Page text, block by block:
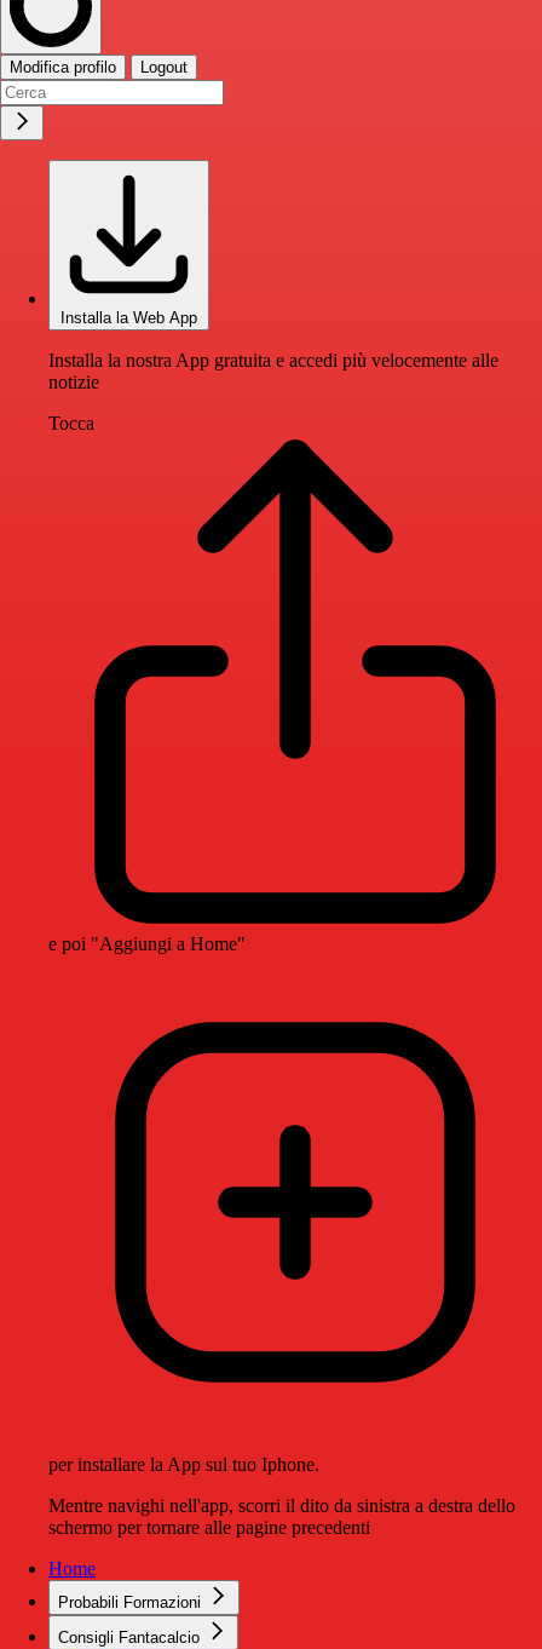
Modifica profilo Logout
Installa la Web App
Installa la nostra App gratuita e accedi più velocemente alle
notizie
Tocca
e poi "Aggiungi a Home"
per installare la App sul tuo Iphone.
Mentre navighi nell'app, scorri il dito da sinistra a destra dello
schermo per tornare alle pagine precedenti
Home
Probabili Formazioni
Consigli Fantacalcio